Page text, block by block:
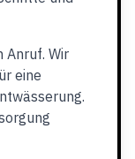
Anruf. Wir
eine